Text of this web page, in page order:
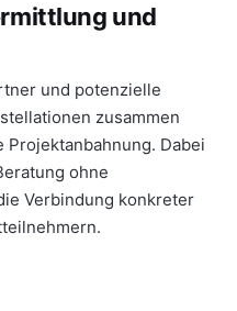
und
und potenzielle
zusammen
Dabei
ohne
Verbindung konkreter